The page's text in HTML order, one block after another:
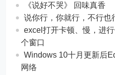
《说好不哭》 回味真香
说你行，你就行，不行也
excel打开卡顿、慢，进
个窗口
Windows 10十月更新后
网络